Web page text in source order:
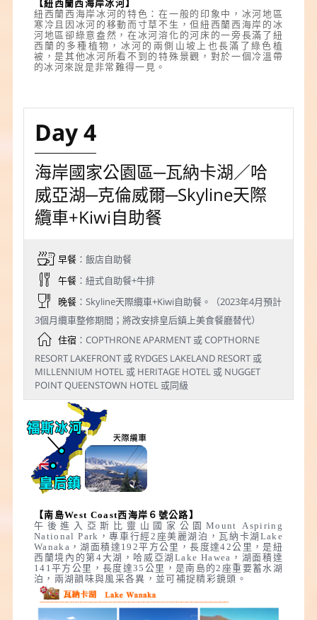
【紐西蘭西海岸冰河】
紐西蘭西海岸冰河的特色：在一般的印象中，冰河地區
寒冷且因冰河的移動而寸草不生，但紐西蘭西海岸的冰
河地區卻綠意盎然，在冰河溶化的河床的一旁長滿了紐
西蘭的多種植物，冰河的兩側山坡上也長滿了綠色植
被，是其他冰河所看不到的特殊景觀，對於一個冷溫帶
的冰河來說是非常難得一見。
Day 4
海岸國家公園區─瓦納卡湖／哈
威亞湖─克倫威爾─Skyline天際
纜車+Kiwi自助餐
早餐：飯店自助餐
午餐：紐式自助餐+牛排
晚餐：Skyline天際纜車+Kiwi自助餐。（2023年4月預計
3個月纜車整修期間；將改安排皇后鎮上美食餐廳替代）
住宿：COPTHRONE APARMENT 或 COPTHORNE
RESORT LAKEFRONT 或 RYDGES LAKELAND RESORT 或
MILLENNIUM HOTEL 或 HERITAGE HOTEL 或 NUGGET
POINT QUEENSTOWN HOTEL 或同級
【南島West Coast西海岸６號公路】
午後進入亞斯比靈山國家公園Mount Aspiring
National Park，專車行經2座美麗湖泊，瓦納卡湖Lake
Wanaka，湖面積達192平方公里，長度達42公里，是紐
西蘭境內的第4大湖，哈威亞湖Lake Hawea，湖面積達
141平方公里，長度達35公里，是南島的2座重要蓄水湖
泊，兩湖韻味與風采各異，並可補捉精彩鏡頭。